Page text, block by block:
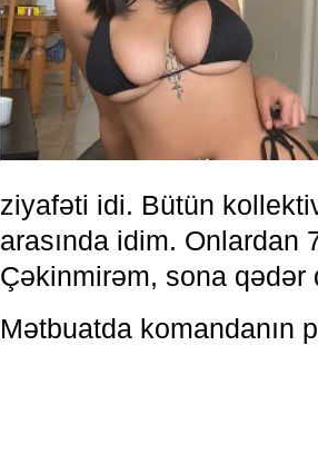
ziyafəti idi. Bütün
arasında idim.
Çəkinmirəm, sona qədər
Mətbuatda komandanın